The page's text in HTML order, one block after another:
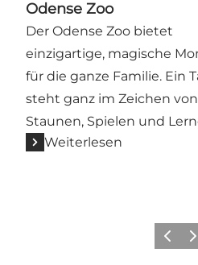
Odense Zoo
Der Odense Zoo bietet
einzigartige, magische
für die ganze Familie. Ein
steht ganz im Zeichen von
Staunen, Spielen und
Weiterlesen